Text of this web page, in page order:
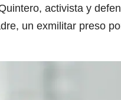
activista y
un exmilitar preso